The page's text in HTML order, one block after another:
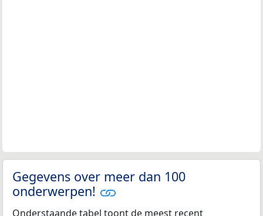
Gegevens over meer dan 100
onderwerpen!
Onderstaande tabel toont de meest recent